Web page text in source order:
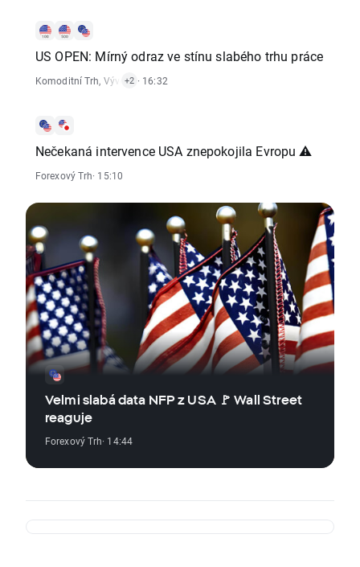
US OPEN: Mírný odraz ve stínu slabého trhu práce
Komoditní Trh, Vývoj Indexů,Akciový Trh
+2 · 16:32
Nečekaná intervence USA znepokojila Evropu ⚠️
Forexový Trh· 15:10
Velmi slabá data NFP z USA 🚩 Wall Street
reaguje
Forexový Trh· 14:44